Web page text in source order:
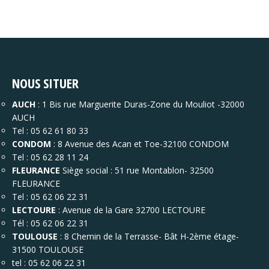
NOUS SITUER
AUCH : 1 Bis rue Marguerite Duras-Zone du Mouliot -32000
AUCH
Tel : 05 62 61 80 33
CONDOM : 8 Avenue des Acan et Toe-32100 CONDOM
Tel : 05 62 28 11 24
FLEURANCE Siège social : 51 rue Montablon- 32500
FLEURANCE
Tel : 05 62 06 22 31
LECTOURE : Avenue de la Gare 32700 LECTOURE
Tél : 05 62 06 22 31
TOULOUSE : 8 Chemin de la Terrasse- Bât H-2ème étage-
31500 TOULOUSE
tel : 05 62 06 22 31